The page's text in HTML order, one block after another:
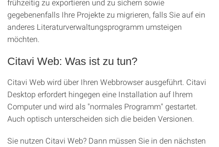
frühzeitig zu exportieren und zu sichern sowie
gegebenenfalls Ihre Projekte zu migrieren, falls Sie auf ein
anderes Literaturverwaltungsprogramm umsteigen
möchten.
Citavi Web: Was ist zu tun?
Citavi Web wird über Ihren Webbrowser ausgeführt. Citavi
Desktop erfordert hingegen eine Installation auf Ihrem
Computer und wird als "normales Programm" gestartet.
Auch optisch unterscheiden sich die beiden Versionen.
Sie nutzen Citavi Web? Dann müssen Sie in den nächsten